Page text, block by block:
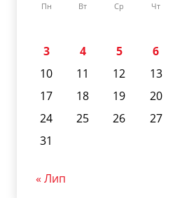
Пн Вт Ср Чт
3
4 5 6
10
11 12 13
17
18 19 20
24
25 26 27
31
« Лип